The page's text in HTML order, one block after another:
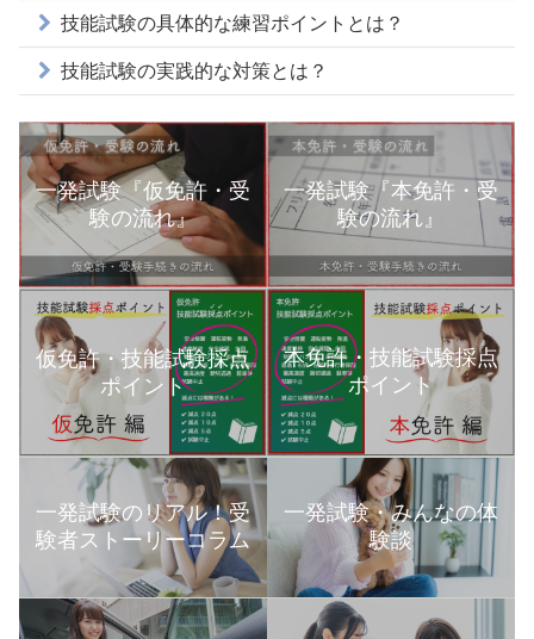
技能試験の具体的な練習ポイントとは？
技能試験の実践的な対策とは？
一発試験『仮免許・受
験の流れ』
一発試験『本免許・受
験の流れ』
仮免許・技能試験採点
ポイント
本免許・技能試験採点
ポイント
一発試験のリアル！受
験者ストーリーコラム
一発試験・みんなの体
験談